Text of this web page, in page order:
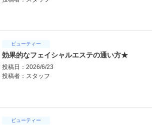
ビューティー
効果的なフェイシャルエステの通い方★
投稿日：2026/6/23
投稿者： スタッフ
ビューティー